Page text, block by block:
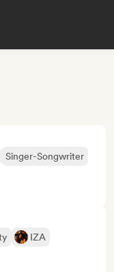
Singer-Songwriter
IZA